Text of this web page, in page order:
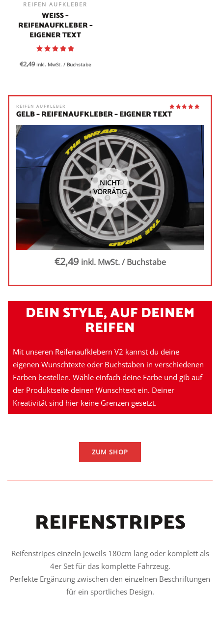
REIFEN AUFKLEBER
WEISS – R
EIFENAUFKLEBER – E
IGENER TEXT
€2,49 inkl. MwSt./ Buchstabe
REIFEN AUFKLEBER
GELB – REIFENAUFKLEBER – EIGENER TEXT
NICHT
VORRÄTIG
€2,49 inkl. MwSt./ Buchstabe
DEIN STYLE, AUF DEINEM
REIFEN
Mit unseren Reifenaufklebern V2 kannst du deine
eigenen Wunschtexte oder Buchstaben in verschiedenen
Farben bestellen. Wähle einfach deine Farbe und gib auf
der Produktseite deinen Wunschtext ein. Deiner
Kreativität sind hier keine Grenzen gesetzt.
ZUM SHOP
REIFENSTRIPES
Reifenstripes einzeln jeweils 180cm lang oder komplett als
4er Set für das komplette Fahrzeug.
Perfekte Ergänzung zwischen den einzelnen Beschriftungen
für ein sportliches Design.